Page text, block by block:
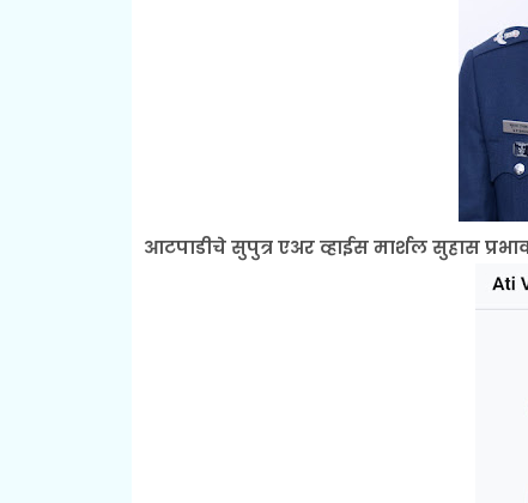
आटपाडीचे सुपुत्र एअर व्हाईस मार्शल सुहास